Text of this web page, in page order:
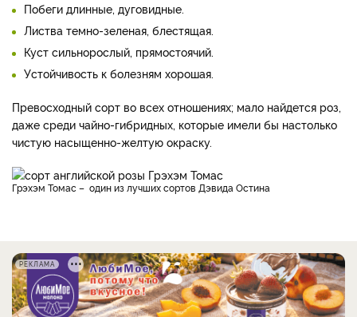
Побеги длинные, дуговидные.
Листва темно-зеленая, блестящая.
Куст сильнорослый, прямостоячий.
Устойчивость к болезням хорошая.
Превосходный сорт во всех отношениях; мало найдется роз,
даже среди чайно-гибридных, которые имели бы настолько
чистую насыщенно-желтую окраску.
Грэхэм Томас – один из лучших сортов Дэвида Остина
РЕКЛАМА